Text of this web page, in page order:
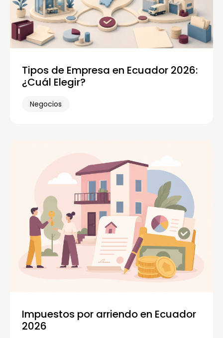
Tipos de Empresa en Ecuador 2026:
¿Cuál Elegir?
Negocios
Impuestos por arriendo en Ecuador
2026